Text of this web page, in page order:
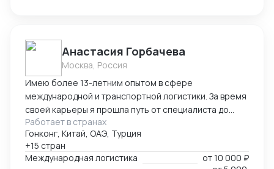
Анастасия Горбачева
Москва, Россия
Имею более 13-летним опытом в сфере
международной и транспортной логистики. За время
своей карьеры я прошла путь от специалиста до
директора по логистике, успешно управляя
сложными проектами, выводя компании на новые
рынки и оптимизируя логистические процессы для
повышения эффективности и снижения издержек.
Работает в странах
Гонконг, Китай, ОАЭ, Турция
+15 стран
Международная логистика
от10 000 ₽